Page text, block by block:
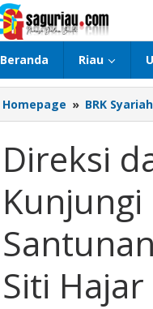
Beranda Riau
Homepage » BRK Syariah
Direksi
Kunjungi
Siti